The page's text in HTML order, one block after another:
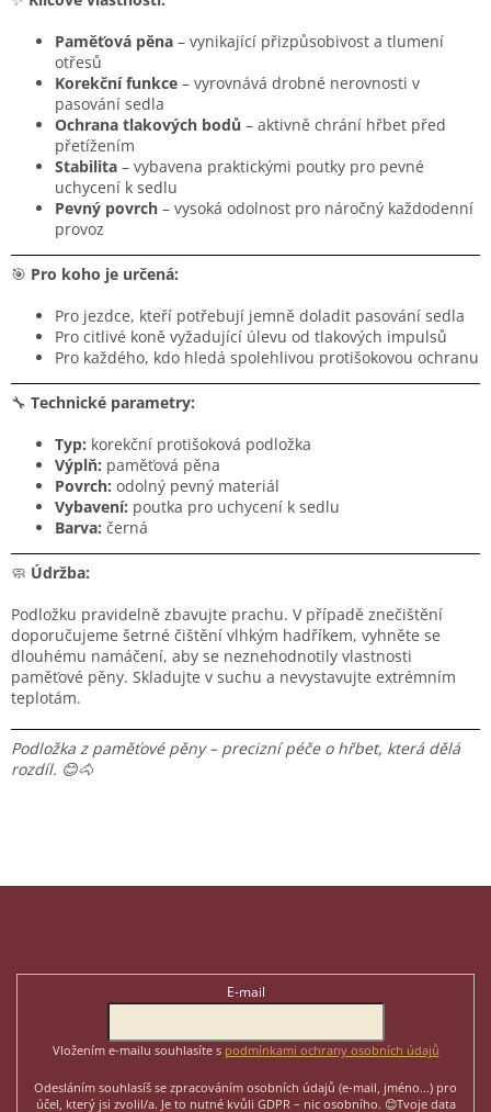
Paměťová pěna – vynikající přizpůsobivost a tlumení
otřesů
Korekční funkce – vyrovnává drobné nerovnosti v
pasování sedla
Ochrana tlakových bodů – aktivně chrání hřbet před
přetížením
Stabilita – vybavena praktickými poutky pro pevné
uchycení k sedlu
Pevný povrch – vysoká odolnost pro náročný každodenní
provoz
🎯 Pro koho je určená:
Pro jezdce, kteří potřebují jemně doladit pasování sedla
Pro citlivé koně vyžadující úlevu od tlakových impulsů
Pro každého, kdo hledá spolehlivou protišokovou ochranu
🔧 Technické parametry:
Typ: korekční protišoková podložka
Výplň: paměťová pěna
Povrch: odolný pevný materiál
Vybavení: poutka pro uchycení k sedlu
Barva: černá
🧼 Údržba:
Podložku pravidelně zbavujte prachu. V případě znečištění
doporučujeme šetrné čištění vlhkým hadříkem, vyhněte se
dlouhému namáčení, aby se neznehodnotily vlastnosti
paměťové pěny. Skladujte v suchu a nevystavujte extrémním
teplotám.
Podložka z paměťové pěny – precizní péče o hřbet, která dělá
rozdíl. 😊🐴
Z
E-mail
Vložením e-mailu souhlasíte s podmínkami ochrany osobních údajů
Odesláním souhlasíš se zpracováním osobních údajů (e-mail, jméno...) pro
účel, který jsi zvolil/a. Je to nutné kvůli GDPR – nic osobního. 😊Tvoje data